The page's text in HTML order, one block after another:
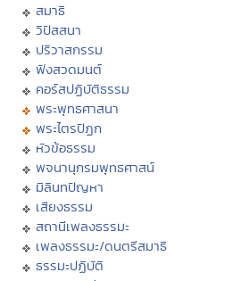
สมาธิ
วิปัสสนา
ปริวาสกรรม
ฟังสวดมนต์
คอร์สปฏิบัติธรรม
พระพุทธศาสนา
พระไตรปิฏก
หัวข้อธรรม
พจนานุกรมพุทธศาสน์
มิลินทปัญหา
เสียงธรรม
สถานีเพลงธรรมะ
เพลงธรรมะ/ดนตรีสมาธิ
ธรรมะปฏิบัติ